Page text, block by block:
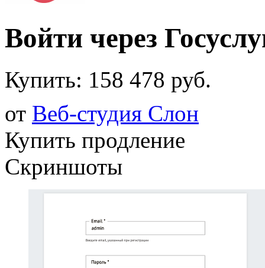
Войти через
Купить: 158 478 руб.
от Веб-студия Слон
Купить продление
Скриншоты